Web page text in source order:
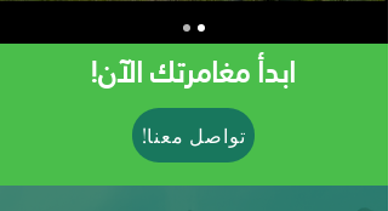
!ابدأ مغامرتك الآن
!تواصل معنا